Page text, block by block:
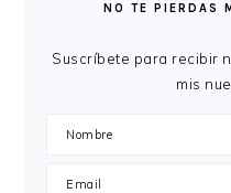
PRINCIPALNO TE PIERDAS
Suscríbete para recibir
mis